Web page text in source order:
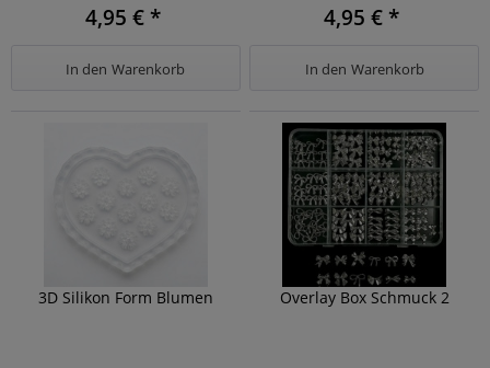
4,95 € *
In den Warenkorb
4,95 € *
In den Warenkorb
3D Silikon Form Blumen Overlay Box Schmuck 2